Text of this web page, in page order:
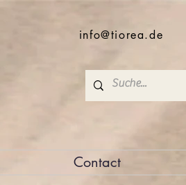
info@tiorea.de
Contact